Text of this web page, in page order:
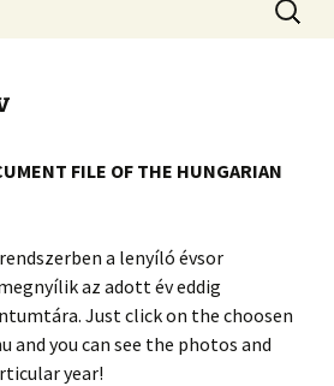
FILE OF THE HUNGARIAN
a lenyíló évsor
az adott év eddig
Just click on the choosen
and you can see the photos and
year!